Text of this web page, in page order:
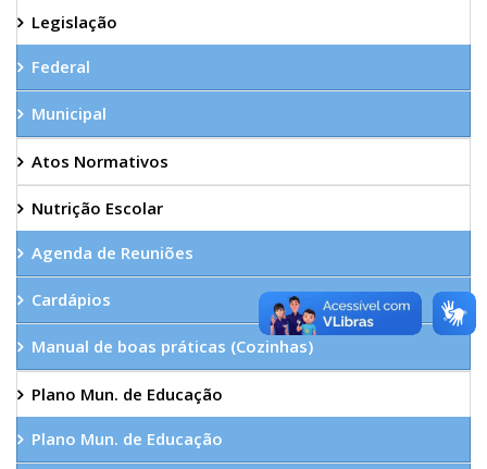
Legislação
Federal
Municipal
Atos Normativos
Nutrição Escolar
Agenda de Reuniões
Cardápios
Manual de boas práticas (Cozinhas)
Plano Mun. de Educação
Plano Mun. de Educação